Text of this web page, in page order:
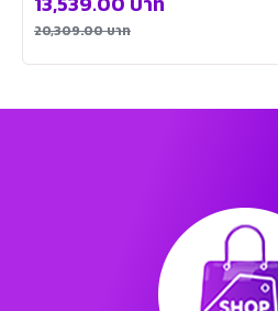
20,309.00บาท